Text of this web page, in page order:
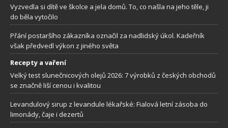
Vyzvedla si dítě ve školce a jela domů. To, co našla na jeho těle, ji
do běla vytočilo
Přání postaršího zákazníka označil za nadlidský úkol. Kadeřník
však předvedl výkon z jiného světa
Recepty a vaření
Velký test slunečnicových olejů 2026: 7 výrobků z českých obchodů
se značně liší cenou i kvalitou
Levandulový sirup z levandule lékařské: Fialová letní zásoba do
limonády, čaje i dezertů